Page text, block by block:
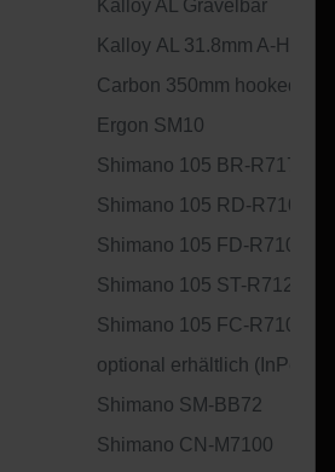
Kalloy AL Gravelbar
Kalloy AL 31.8mm A-Head
Carbon 350mm hooked
Ergon SM10
Shimano 105 BR-R7170
Shimano 105 RD-R7100
Shimano 105 FD-R7100
Shimano 105 ST-R7120
Shimano 105 FC-R7100
optional erhältlich (InPeak
Shimano SM-BB72
Shimano CN-M7100